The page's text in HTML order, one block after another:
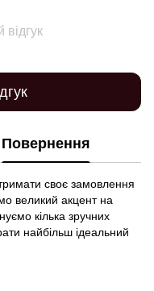
Повернення
своє замовлення
великий акцент на
кілька зручних
найбільш ідеальний